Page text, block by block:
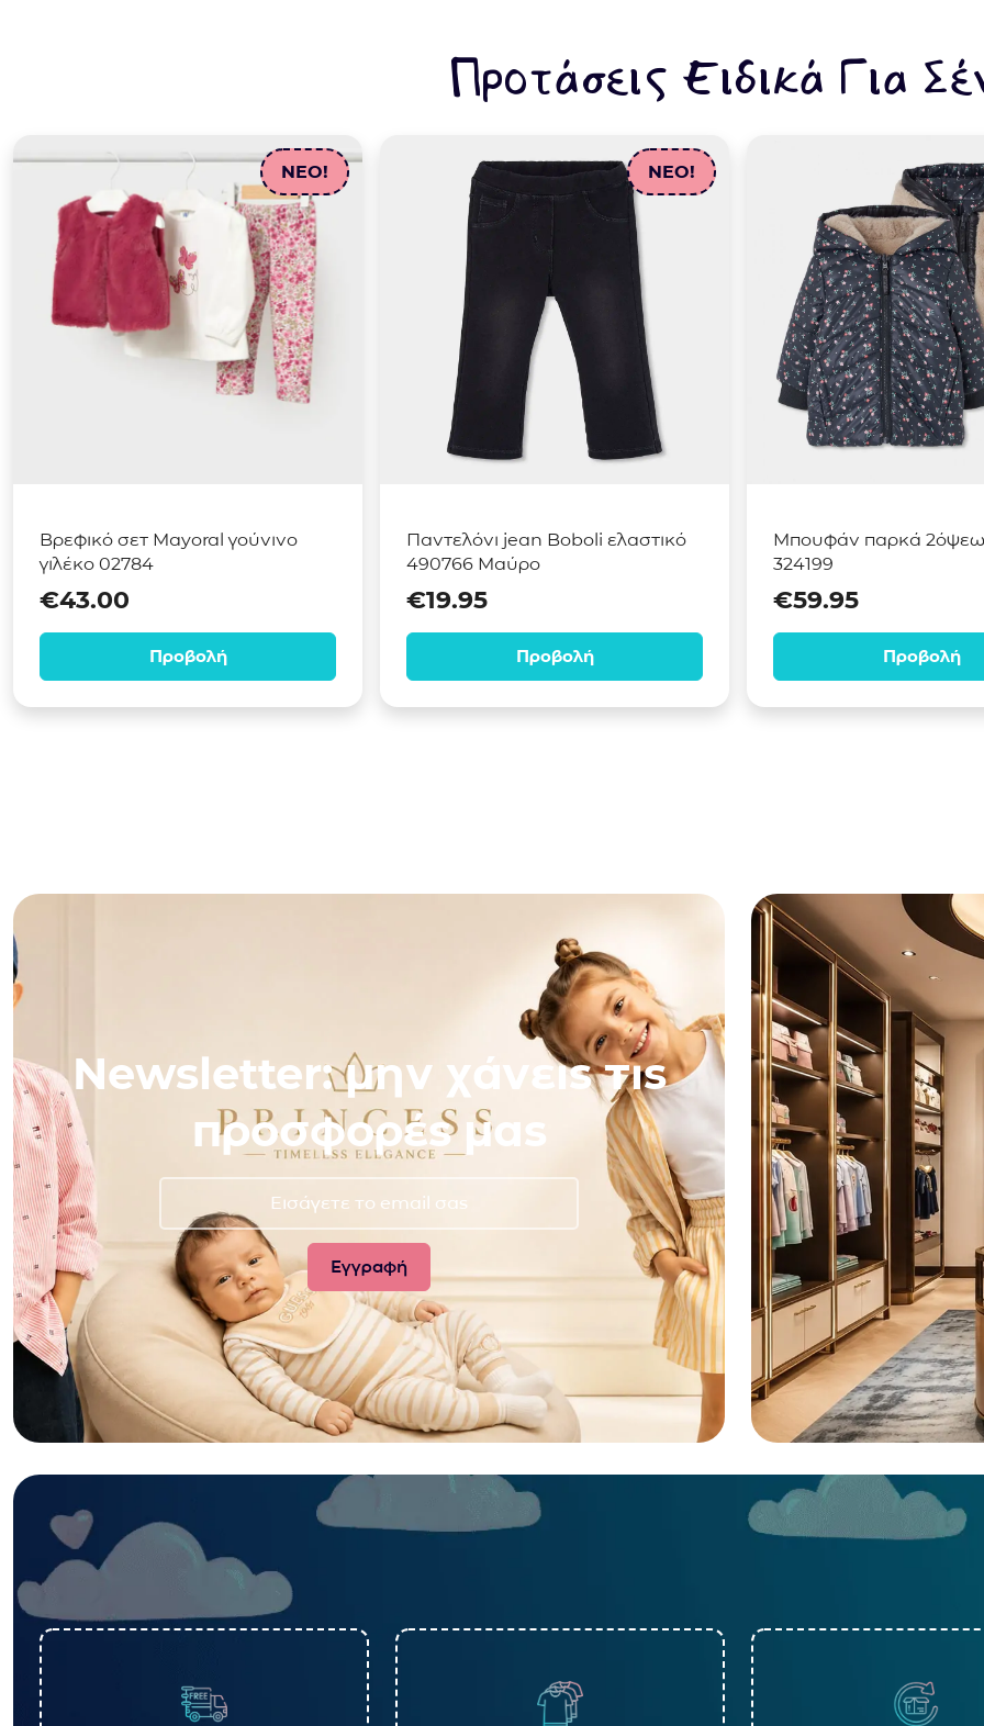
Προτάσεις Ειδικά Για
NEO!
Βρεφικό σετ Mayoral γούνινο
γιλέκο 02784
€43.00
Προβολή
NEO!
Παντελόνι jean Boboli ελαστικό
490766 Μαύρο
€19.95
Προβολή
Μπουφάν παρκά
324199
€59.95
Προβολή
Newsletter: μην χάνεις τις
προσφορές μας